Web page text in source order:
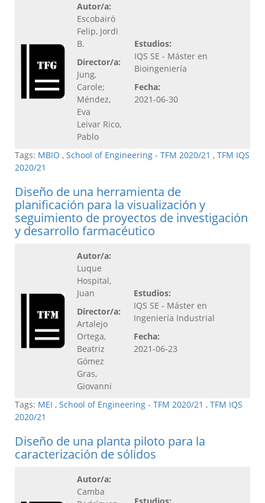
Autor/a:
Escobairó
Felip, Jordi
B.
Director/a:
Jung,
Carole;
Méndez,
Eva
Leivar Rico,
Pablo
Estudios:
IQS SE - Máster en
Bioingeniería
Fecha:
2021-06-30
Tags: MBIO , School of Engineering - TFM 2020/21 , TFM IQS
2020/21
Diseño de una herramienta de
planificación para la visualización y
seguimiento de proyectos de investigación
y desarrollo farmacéutico
Autor/a:
Luque
Hospital,
Juan
Director/a:
Artalejo
Ortega,
Beatriz
Gómez
Gras,
Giovanni
Estudios:
IQS SE - Máster en
Ingeniería Industrial
Fecha:
2021-06-23
Tags: MEI , School of Engineering - TFM 2020/21 , TFM IQS
2020/21
Diseño de una planta piloto para la
caracterización de sólidos
Autor/a:
Camba